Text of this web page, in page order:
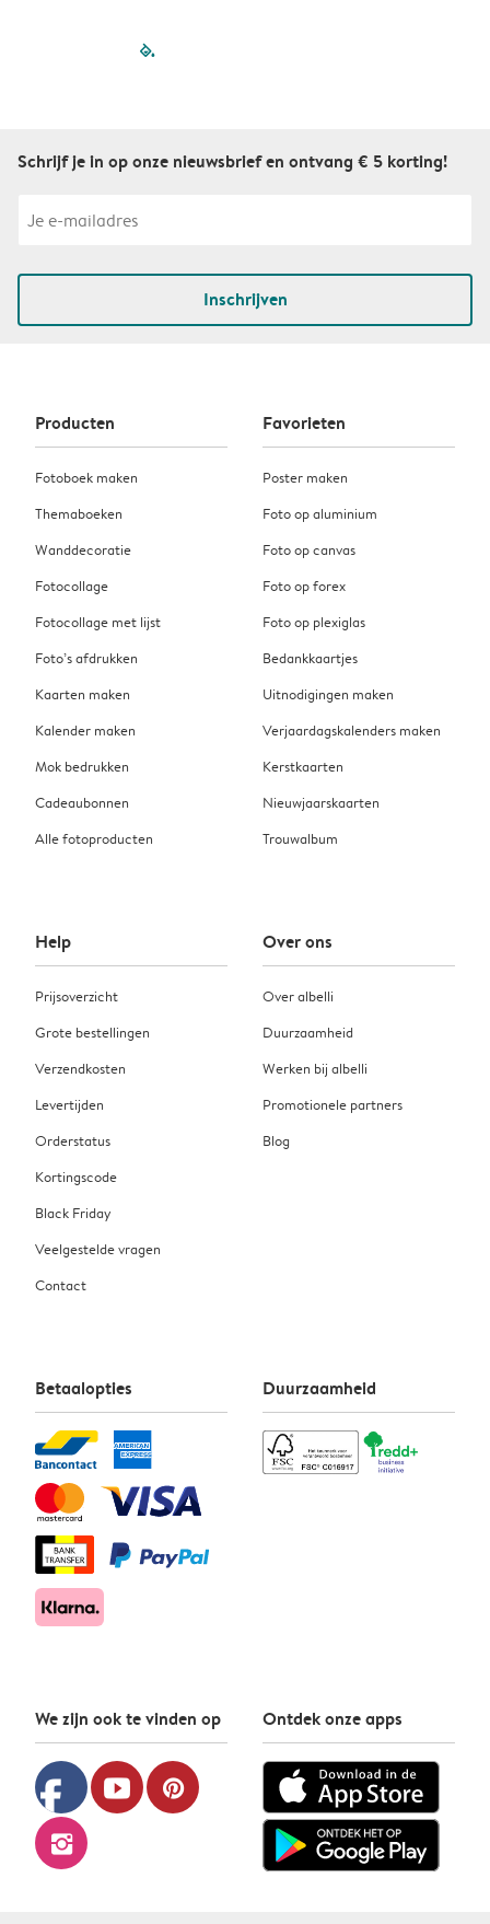
filled-pagination
Schrijf je in op onze nieuwsbrief en ontvang € 5 korting!
Inschrijven
Producten
Fotoboek maken
Themaboeken
Wanddecoratie
Fotocollage
Fotocollage met lijst
Foto’s afdrukken
Kaarten maken
Kalender maken
Mok bedrukken
Cadeaubonnen
Alle fotoproducten
Favorieten
Poster maken
Foto op aluminium
Foto op canvas
Foto op forex
Foto op plexiglas
Bedankkaartjes
Uitnodigingen maken
Verjaardagskalenders maken
Kerstkaarten
Nieuwjaarskaarten
Trouwalbum
Help
Prijsoverzicht
Grote bestellingen
Verzendkosten
Levertijden
Orderstatus
Kortingscode
Black Friday
Veelgestelde vragen
Contact
Over ons
Over albelli
Duurzaamheid
Werken bij albelli
Promotionele partners
Blog
Betaalopties Duurzaamheid
We zijn ook te vinden op
facebook youtube pinterest
instagram
Ontdek onze apps